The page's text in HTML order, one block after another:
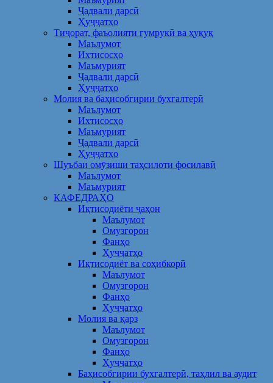
Ҷадвали дарсӣ
Ҳуҷҷатҳо
Тиҷорат, фаъолияти гумрукӣ ва ҳуқуқ
Маълумот
Ихтисосҳо
Маъмурият
Ҷадвали дарсӣ
Ҳуҷҷатҳо
Молия ва баҳисобгирии бухгалтерӣ
Маълумот
Ихтисосҳо
Маъмурият
Ҷадвали дарсӣ
Ҳуҷҷатҳо
Шуъбаи омӯзиши таҳсилоти фосилавӣ
Маълумот
Маъмурият
КАФЕДРАҲО
Иқтисодиёти ҷаҳон
Маълумот
Омузгорон
Фанҳо
Ҳуҷҷатҳо
Иқтисодиёт ва соҳибкорӣ
Маълумот
Омузгорон
Фанҳо
Ҳуҷҷатҳо
Молия ва қарз
Маълумот
Омузгорон
Фанҳо
Ҳуҷҷатҳо
Баҳисобгирии бухгалтерӣ, таҳлил ва аудит